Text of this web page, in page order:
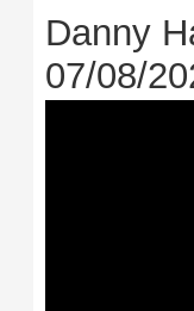
Danny
07/08/